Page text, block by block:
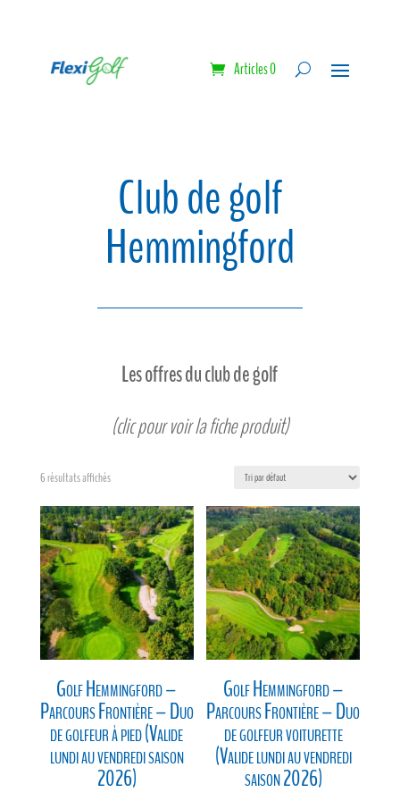
Articles 0
Club de golf
Hemmingford
Les offres du club de golf
(clic pour voir la fiche produit)
6 résultats affichés
Golf Hemmingford –
Parcours Frontière – Duo
de golfeur à pied (Valide
lundi au vendredi saison
2026)
Golf Hemmingford –
Parcours Frontière – Duo
de golfeur voiturette
(Valide lundi au vendredi
saison 2026)